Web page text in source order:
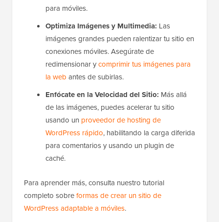
arrastrar y soltar y sus plantillas optimizadas
para móviles.
Optimiza Imágenes y Multimedia:
imágenes grandes pueden ralentizar tu sitio en
conexiones móviles. Asegúrate de
Enfócate en la Velocidad del Sitio:Más allá
de las imágenes, puedes acelerar tu sitio
usando unproveedor de hosting de
WordPress rápido
caché.
Para aprender más, consulta nuestro tutorial